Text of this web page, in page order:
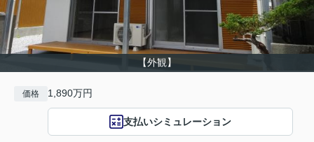
【外観】
価格 1,890万円
支払いシミュレーション